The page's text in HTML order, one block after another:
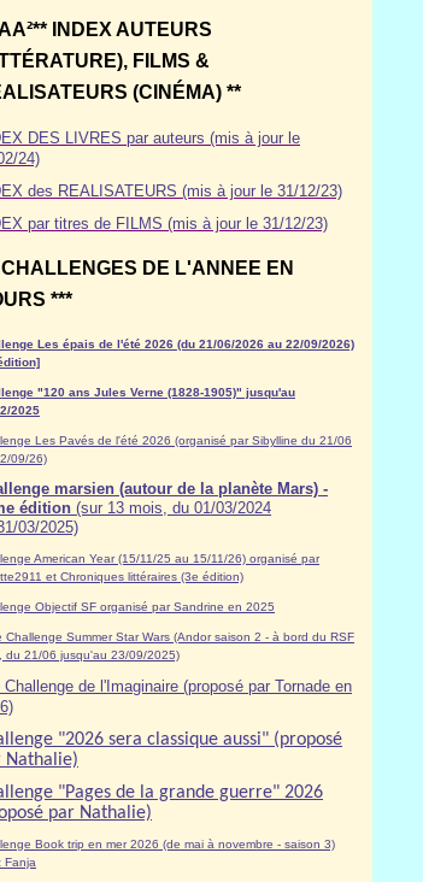
INDEX AUTEURS
FILMS &
(CINÉMA) **
DES LIVRES par auteurs (mis à jour le
24)
des REALISATEURS (mis à jour le 31/12/23)
par titres de FILMS (mis à jour le 31/12/23)
DE L'ANNEE EN
***
Les épais de l'été 2026 (du 21/06/2026 au 22/09/2026)
"120 ans Jules Verne (1828-1905)" jusqu'au
2025
Les Pavés de l'été 2026 (organisé par Sibylline du 21/06
09/26)
marsien (autour de la planète Mars) -
édition (sur 13 mois, du 01/03/2024
03/2025)
American Year (15/11/25 au 15/11/26) organisé par
et Chroniques littéraires (3e édition)
Objectif SF organisé par Sandrine en 2025
Challenge Summer Star Wars (Andor saison 2 - à bord du RSF
du 21/06 jusqu'au 23/09/2025)
Challenge de l'Imaginaire (proposé par Tornade en
"2026 sera classique aussi" (proposé
Nathalie)
"Pages de la grande guerre" 2026
par Nathalie)
Book trip en mer 2026 (de mai à novembre - saison 3)
Fanja